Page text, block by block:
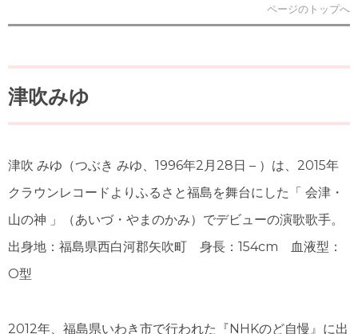
ページのトップへ
津吹みゆ
津吹 みゆ （つぶき みゆ、1996年2月28日 – ）は、2015年
クラウンレコードよりふるさと福島を舞台にした「 会津・
山の神 」（あいづ・やまのかみ）でデビューの演歌歌手。
出身地：福島県西白河郡矢吹町 身長：154cm 血液型：
O型
2012年、福島県いわき市で行われた『NHKのど自慢』に出